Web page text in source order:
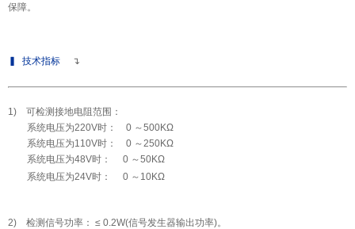
保障。
▍ 技术指标 ↴
1) 可检测接地电阻范围 ：
系统电压为220V时： 0 ～500KΩ
系统电压为110V时： 0 ～250KΩ
系统电压为48V时： 0 ～50KΩ
系统电压为24V时： 0 ～10KΩ
2) 检测信号功率： ≤ 0.2W(信号发生器输出功率)。